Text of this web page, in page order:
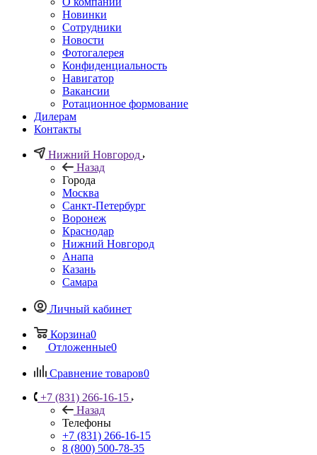
Новинки
Сотрудники
Новости
Фотогалерея
Конфиденциальность
Навигатор
Вакансии
Ротационное формование
Дилерам
Контакты
Нижний Новгород
Назад
Города
Москва
Санкт-Петербург
Воронеж
Краснодар
Нижний Новгород
Анапа
Казань
Самара
Личный кабинет
Корзина0
Отложенные0
Сравнение товаров0
+7 (831) 266-16-15
Назад
Телефоны
+7 (831) 266-16-15
8 (800) 500-78-35